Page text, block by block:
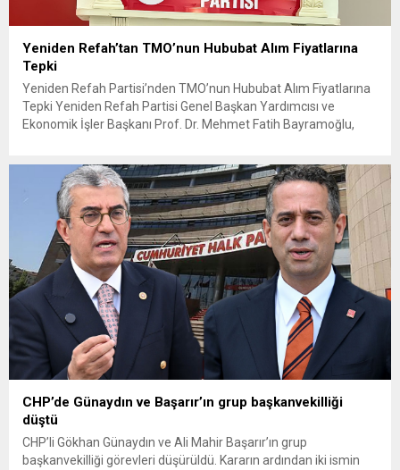
Yeniden Refah’tan TMO’nun Hububat Alım Fiyatlarına
Tepki
Yeniden Refah Partisi’nden TMO’nun Hububat Alım Fiyatlarına
Tepki Yeniden Refah Partisi Genel Başkan Yardımcısı ve
Ekonomik İşler Başkanı Prof. Dr. Mehmet Fatih Bayramoğlu,
fiyatların çiftçinin artan maliyetlerini karşılamaktan uzak
olduğunu savunarak fiyatların yeniden değerlendirilmesi
çağrısında...
CHP’de Günaydın ve Başarır’ın grup başkanvekilliği
düştü
CHP’li Gökhan Günaydın ve Ali Mahir Başarır’ın grup
başkanvekilliği görevleri düşürüldü. Kararın ardından iki ismin